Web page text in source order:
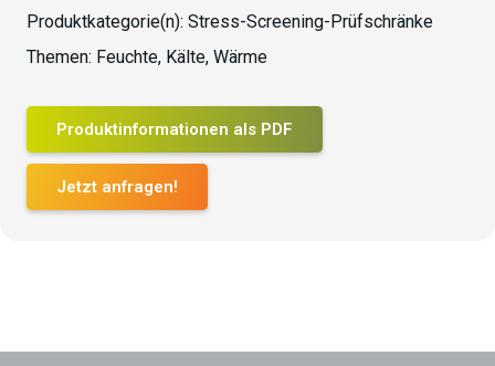
Produktkategorie(n): Stress-Screening-Prüfschränke
Themen: Feuchte, Kälte, Wärme
Produktinformationen als PDF
Jetzt anfragen!